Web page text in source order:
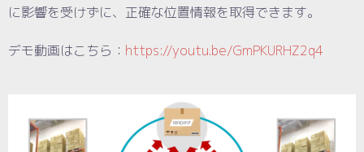
に影響を受けずに、正確な位置情報を取得できます。
デモ動画はこちら： https://youtu.be/GmPKURHZ2q4